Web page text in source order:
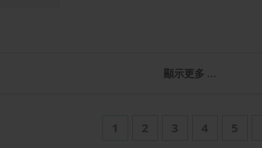
顯示更多 ...
您當前正在閱讀頁
1 頁面
2 頁面
3 頁面
4 頁面
5